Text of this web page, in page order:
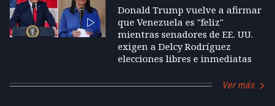
Donald Trump vuelve a afirmar
que Venezuela es "feliz"
mientras senadores de EE. UU.
exigen a Delcy Rodríguez
elecciones libres e inmediatas
Ver más